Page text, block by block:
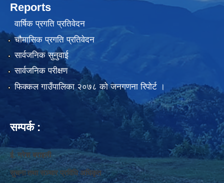
Reports
वार्षिक प्रगति प्रतिवेदन
चौमासिक प्रगति प्रतिवेदन
सार्वजनिक सुनुवाई
सार्वजनिक परीक्षण
फिक्कल गाउँपालिका २०७८ को जनगणना रिपोर्ट ।
सम्पर्क :
ई. नरेश बराइली
सुचना तथा सञ्‍चार प्रविधि अधिकृत